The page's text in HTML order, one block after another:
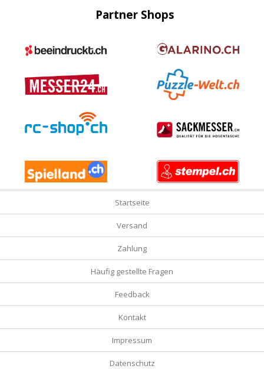
Partner Shops
Startseite
Versand
Zahlung
Häufig gestellte Fragen
Feedback
Kontakt
Impressum
Datenschutz